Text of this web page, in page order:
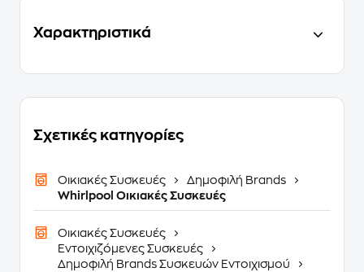
Χαρακτηριστικά
Σχετικές κατηγορίες
Οικιακές Συσκευές
Δημοφιλή Brands
Whirlpool Οικιακές Συσκευές
Οικιακές Συσκευές
Εντοιχιζόμενες Συσκευές
Δημοφιλή Brands Συσκευών Εντοιχισμού